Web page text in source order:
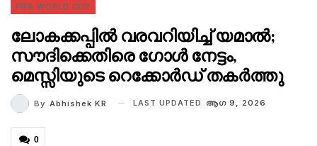
FIFA WORLD CUP
ലോകക്കപ്പിൽ വരവറിയിച്ച് യമാൽ;
സൗദിക്കെതിരെ ഗോൾ നേട്ടം,
മെസ്സിയുടെ റെക്കോർഡ് തകർത്തു
By Abhishek KR LAST UPDATED ആഗ 9, 2026
0